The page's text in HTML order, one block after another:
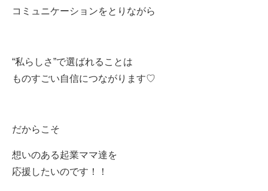
コミュニケーションをとりながら
“私らしさ”で選ばれることは
ものすごい自信につながります♡
だからこそ
想いのある起業ママ達を
応援したいのです！！